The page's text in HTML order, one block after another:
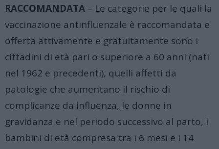
RACCOMANDATA – Le categorie per le quali la
vaccinazione antinfluenzale è raccomandata e
offerta attivamente e gratuitamente sono i
cittadini di età pari o superiore a 60 anni (nati
nel 1962 e precedenti), quelli affetti da
patologie che aumentano il rischio di
complicanze da influenza, le donne in
gravidanza e nel periodo successivo al parto, i
bambini di età compresa tra i 6 mesi e i 14